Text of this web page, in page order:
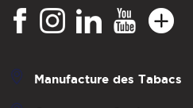
Manufacture des Tabacs